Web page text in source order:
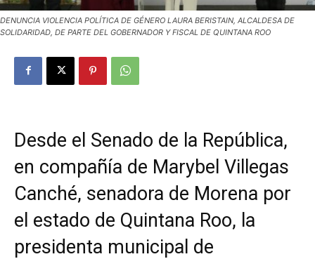
DENUNCIA VIOLENCIA POLÍTICA DE GÉNERO LAURA BERISTAIN, ALCALDESA DE
SOLIDARIDAD, DE PARTE DEL GOBERNADOR Y FISCAL DE QUINTANA ROO
Desde el Senado de la República,
en compañía de Marybel Villegas
Canché, senadora de Morena por
el estado de Quintana Roo, la
presidenta municipal de